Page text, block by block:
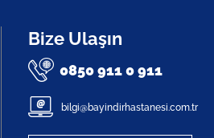
Bize Ulaşın
0850 911 0 911
bilgi@bayindirhastanesi.com.tr